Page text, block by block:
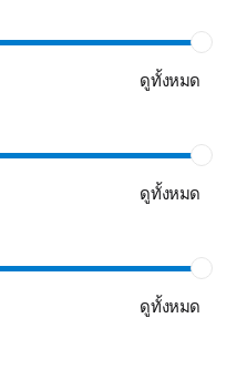
ดูทั้งหมด
ดูทั้งหมด
ดูทั้งหมด